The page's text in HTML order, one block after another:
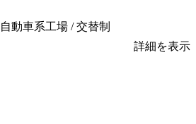
動車系工場 / 交替制
詳細を表示